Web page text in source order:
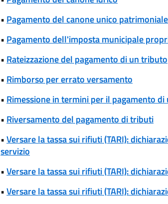
• Pagamento del canone unico
• Pagamento dell'imposta municipale
• Rateizzazione del pagamento di un tributo
• Rimborso per errato versamento
• Rimessione in termini per il pagamento
• Riversamento del pagamento di tributi
•Versare la tassa sui rifiuti (TARI):
servizio
•Versare la tassa sui rifiuti (TARI):
•Versare la tassa sui rifiuti (TARI):